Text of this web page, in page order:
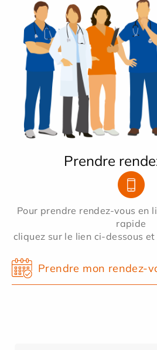
Prendre
Pour prendre rendez-vous en
rapide
cliquez sur le lien ci-dessous
Prendre mon rendez-